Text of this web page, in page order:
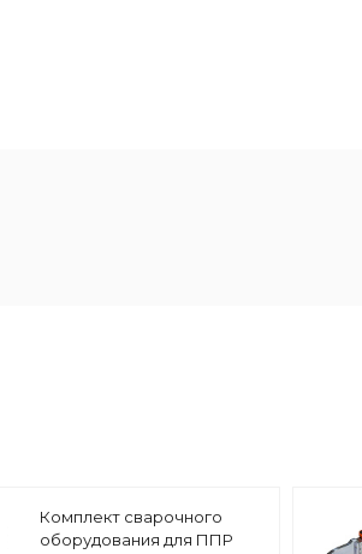
Комплект сварочного
оборудования для ППР